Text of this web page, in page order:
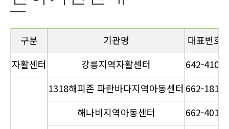
구분 기관명
대표번호
자활센터
강릉지역자활센터 642-4100
1318해피존 파란바다지역아동센터 662-1813
해나비지역아동센터
662-4015